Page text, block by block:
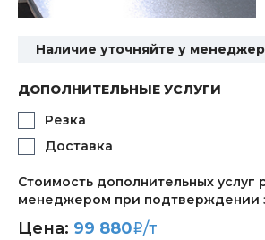
Наличие уточняйте у
ДОПОЛНИТЕЛЬНЫЕ УСЛУГИ
Резка
Доставка
Стоимость дополнительных услуг
менеджером при подтверждении
Цена: 99 880i/т